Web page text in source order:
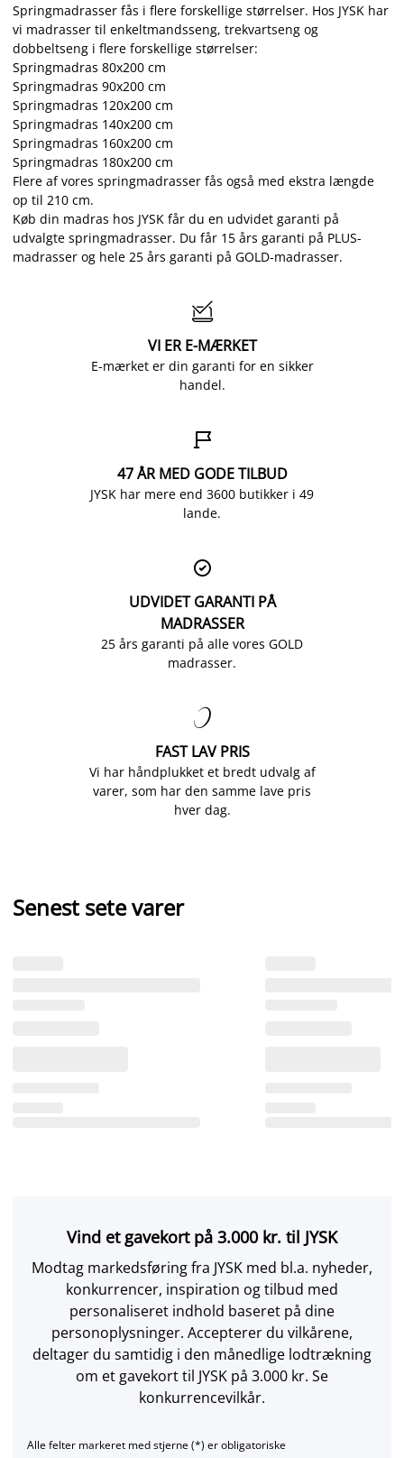
Springmadrasser fås i flere forskellige størrelser. Hos JYSK har
vi madrasser til enkeltmandsseng, trekvartseng og
dobbeltseng i flere forskellige størrelser:
Springmadras 80x200 cm
Springmadras 90x200 cm
Springmadras 120x200 cm
Springmadras 140x200 cm
Springmadras 160x200 cm
Springmadras 180x200 cm
Flere af vores springmadrasser fås også med ekstra længde
op til 210 cm.
Køb din madras hos JYSK får du en udvidet garanti på
udvalgte springmadrasser. Du får 15 års garanti på PLUS-
madrasser og hele 25 års garanti på GOLD-madrasser.

VI ER E-MÆRKET
E-mærket er din garanti for en sikker
handel.

47 ÅR MED GODE TILBUD
JYSK har mere end 3600 butikker i 49
lande.

UDVIDET GARANTI PÅ
MADRASSER
25 års garanti på alle vores GOLD
madrasser.

FAST LAV PRIS
Vi har håndplukket et bredt udvalg af
varer, som har den samme lave pris
hver dag.
Senest sete varer
Vind et gavekort på 3.000 kr. til JYSK
Modtag markedsføring fra JYSK med bl.a. nyheder,
konkurrencer, inspiration og tilbud med
personaliseret indhold baseret på dine
personoplysninger. Accepterer du vilkårene,
deltager du samtidig i den månedlige lodtrækning
om et gavekort til JYSK på 3.000 kr. Se
konkurrencevilkår.
Alle felter markeret med stjerne (*) er obligatoriske